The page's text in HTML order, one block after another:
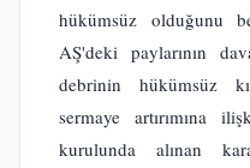
hükümsüz olduğunu
AŞ'deki paylarının
debrinin hükümsüz
sermaye artırımına
kurulunda alınan